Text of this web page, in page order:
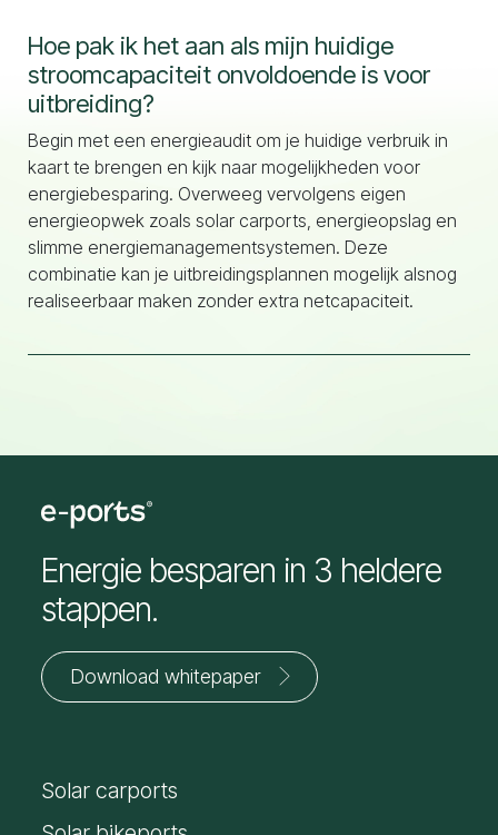
Hoe pak ik het aan als mijn huidige
stroomcapaciteit onvoldoende is voor
uitbreiding?
Begin met een energieaudit om je huidige verbruik in
kaart te brengen en kijk naar mogelijkheden voor
energiebesparing. Overweeg vervolgens eigen
energieopwek zoals solar carports, energieopslag en
slimme energiemanagementsystemen. Deze
combinatie kan je uitbreidingsplannen mogelijk alsnog
realiseerbaar maken zonder extra netcapaciteit.
Energie besparen in 3 heldere
stappen.
Download whitepaper
*
E-
mailadres
Solar carports